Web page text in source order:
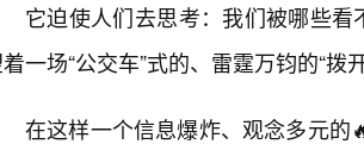
它迫使人们去思考：我们被哪些看
一场“公交车”式的、雷霆万钧的“拨
在这样一个信息爆炸、观念多元的